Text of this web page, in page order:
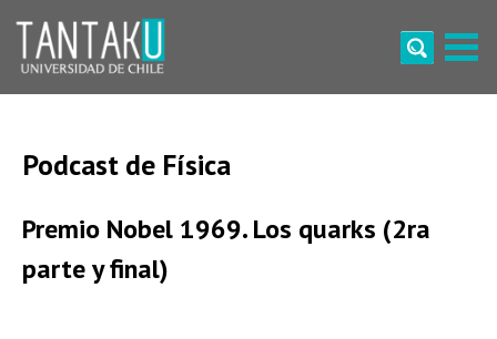
content
Podcast de Física
Premio Nobel 1969. Los quarks (2ra
parte y final)